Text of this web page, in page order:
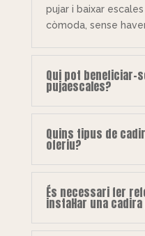
pujar i baixar
còmoda, sense
Qui pot beneficiar-
pujaescales?
Quins tipus de
oferiu?
És necessari fer
instal·lar una